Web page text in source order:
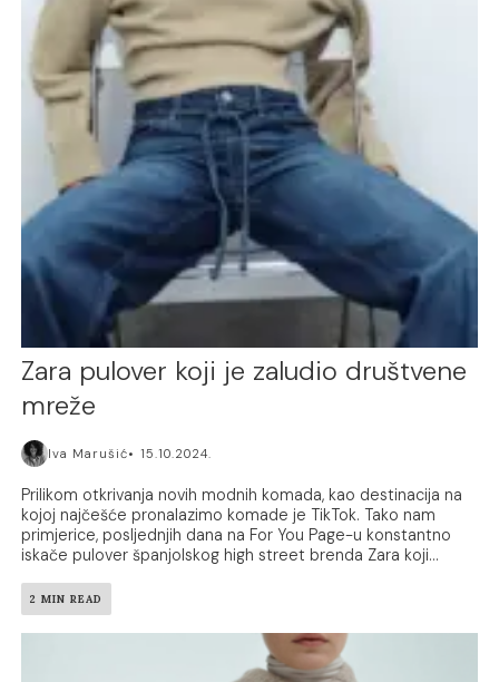
Zara pulover koji je zaludio društvene
mreže
Iva Marušić 15.10.2024.
Prilikom otkrivanja novih modnih komada, kao destinacija na
kojoj najčešće pronalazimo komade je TikTok. Tako nam
primjerice, posljednjih dana na For You Page-u konstantno
iskače pulover španjolskog high street brenda Zara koji...
2 MIN READ